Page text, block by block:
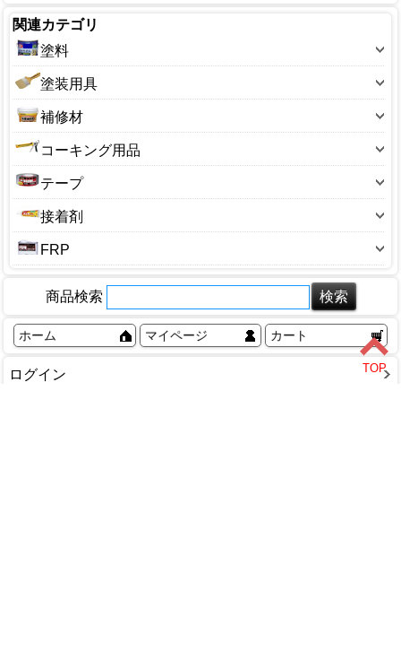
関連カテゴリ
塗料
塗料-色別
塗装-機能別
塗料-タイプ別
塗料-メーカー別
塗料-種類別(水性・油性)
塗料-対象別
ニス
うすめ液・シンナー
塗装用具
刷毛・ハケ
筆
ローラー刷毛
バケット
コテバケ
スクレーパー
ハケ洗い液
ブラシ・真鍮
マスカー
補修材
ペイントマーカー
補修材-クロス用
補修材-コンクリート用
補修材-ひび割れ用
補修材-フローリング用
補修材-床・壁補用
補修材-畳用
補修材-造形用
補修材-多用途
補修材-網戸補修用
コーキング用品
コーキング（チューブ）
コーキングガン
コーキング剤(カートリッジ)
コーキングヘラ
バックアップ材
テープ
機能テープ
両面・ビニールテープ
アルミテープ
すきまテープ
ステンレステープ
テープ用品
接着剤
コンクリート用接着剤
スプレーのり
ネジ用接着剤
液体ゴム
塩ビパイプ用接着剤
FRP
商品検索
ホーム マイページ カート
ログイン